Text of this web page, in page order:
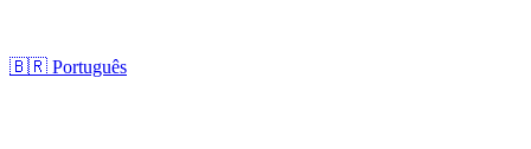
🇧🇷 Português